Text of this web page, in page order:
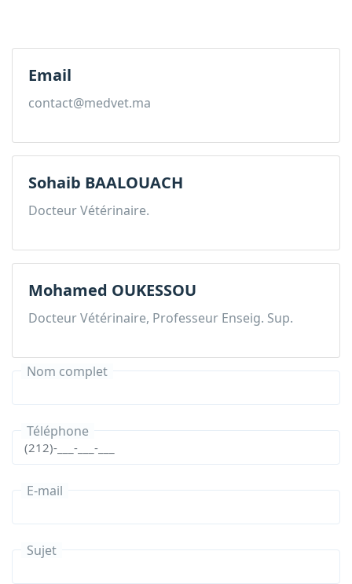
Email
contact@medvet.ma
Sohaib BAALOUACH
Docteur Vétérinaire.
Mohamed OUKESSOU
Docteur Vétérinaire, Professeur Enseig. Sup.
Nom complet
Téléphone
E-mail
Sujet